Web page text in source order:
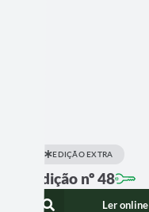
EDIÇÃO EXTRA
Edição nº 48
Ler online